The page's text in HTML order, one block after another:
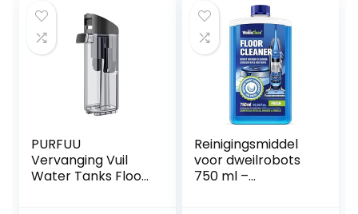
kantenband
meubelrestauratie
strips vloer
bevestigingsmidde
montagetape
voor muren vloer
deur kunststof
metalen metalen
– zwart
PURFUU
Vervanging Vuil
Water Tanks Floor
Reinigingsmiddel
voor dweilrobots
750 ml –